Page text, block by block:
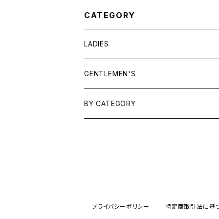
CATEGORY
LADIES
TOPS
SHIRTS
OUTERWEAR
GENTLEMEN'S
TOPS
BY CATEGORY
プライバシーポリシー 特定商取引法に基